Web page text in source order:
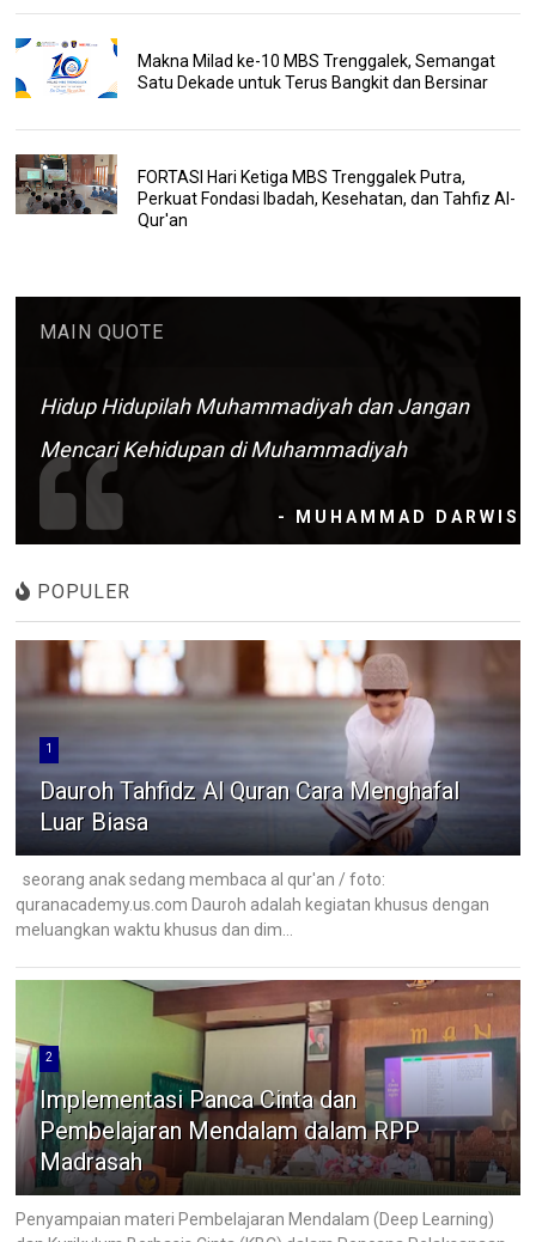
Makna Milad ke-10 MBS Trenggalek, Semangat
Satu Dekade untuk Terus Bangkit dan Bersinar
FORTASI Hari Ketiga MBS Trenggalek Putra,
Perkuat Fondasi Ibadah, Kesehatan, dan Tahfiz Al-
Qur'an
MAIN QUOTE
Hidup Hidupilah Muhammadiyah dan Jangan
Mencari Kehidupan di Muhammadiyah
- MUHAMMAD DARWIS
POPULER
1
Dauroh Tahfidz Al Quran Cara Menghafal
Luar Biasa
seorang anak sedang membaca al qur'an / foto:
quranacademy.us.com Dauroh adalah kegiatan khusus dengan
meluangkan waktu khusus dan dim...
2
Implementasi Panca Cinta dan
Pembelajaran Mendalam dalam RPP
Madrasah
Penyampaian materi Pembelajaran Mendalam (Deep Learning)